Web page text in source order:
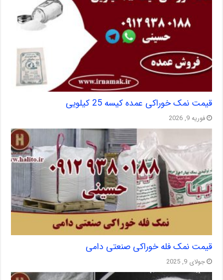
قیمت نمک خوراکی عمده کیسه 25 کیلویی
فوریه 9, 2026
قیمت نمک فله خوراکی صنعتی دامی
جولای 9, 2025